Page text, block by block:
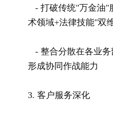
- 打破传统"万金油"
术领域+法律技能"双
- 整合分散在各业务
形成协同作战能力
3. 客户服务深化